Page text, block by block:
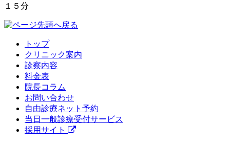
１５分
トップ
クリニック案内
診察内容
料金表
院長コラム
お問い合わせ
自由診療ネット予約
当日一般診療受付サービス
採用サイト